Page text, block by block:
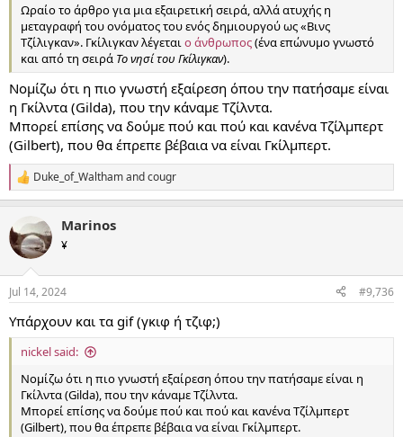
Ωραίο το άρθρο για μια εξαιρετική σειρά, αλλά ατυχής η
μεταγραφή του ονόματος του ενός δημιουργού ως «Βινς
Τζίλιγκαν». Γκίλιγκαν λέγεται ο άνθρωπος(ένα επώνυμο γνωστό
και από τη σειρά Το νησί του Γκίλιγκαν).
Νομίζω ότι η πιο γνωστή εξαίρεση όπου την πατήσαμε είναι
η Γκίλντα (Gilda), που την κάναμε Τζίλντα.
Μπορεί επίσης να δούμε πού και πού και κανένα Τζίλμπερτ
(Gilbert), που θα έπρεπε βέβαια να είναι Γκίλμπερτ.
R
e
t
i
n
s
Duke_of_Walthamandcougr
Marinos
¥
Jul 14, 2024 #9,736
Υπάρχουν και τα gif (γκιφ ή τζιφ;)
nickel said:
Νομίζω ότι η πιο γνωστή εξαίρεση όπου την πατήσαμε είναι η
Γκίλντα (Gilda), που την κάναμε Τζίλντα.
Μπορεί επίσης να δούμε πού και πού και κανένα Τζίλμπερτ
(Gilbert), που θα έπρεπε βέβαια να είναι Γκίλμπερτ.